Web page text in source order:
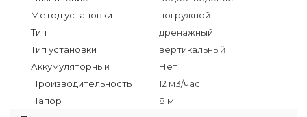
Метод установки
погружной
Тип
дренажный
Тип установки
вертикальный
Аккумуляторный
Нет
Производительность
12 м3/час
Напор
8 м